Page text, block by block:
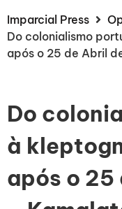
Imparcial Press
Do colonialismo
após o 25 de Abril
Do
à
após o 25